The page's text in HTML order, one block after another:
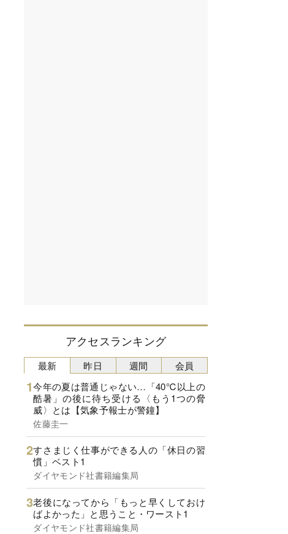
アクセスランキング
最新
今年の夏は普通じゃない…「40℃以上の
酷暑」の後に待ち受ける〈もう1つの脅
威〉とは【気象予報士が警鐘】
佐藤圭一
すさまじく仕事ができる人の「休日の習
慣」ベスト1
ダイヤモンド社書籍編集局
老後になってから「もっと早くしておけ
ばよかった」と思うこと・ワースト1
ダイヤモンド社書籍編集局
昨日 週間 会員